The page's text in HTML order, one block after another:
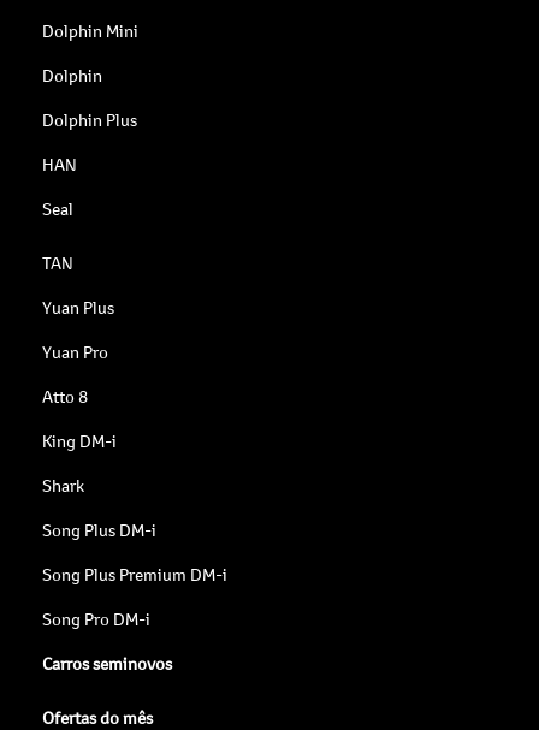
Dolphin Mini
Dolphin
Dolphin Plus
HAN
Seal
TAN
Yuan Plus
Yuan Pro
Atto 8
King DM-i
Shark
Song Plus DM-i
Song Plus Premium DM-i
Song Pro DM-i
Carros seminovos
Ofertas do mês